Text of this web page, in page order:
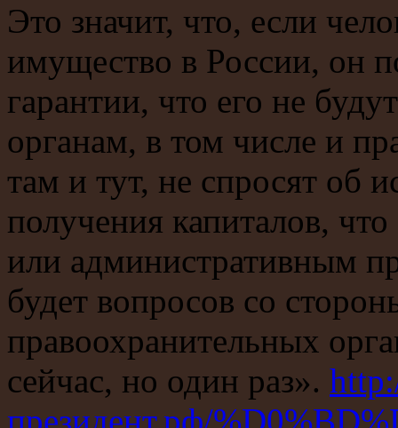
Это значит, что, если
имущество в России, он
гарантии, что его не
органам, в том числе и
там и тут, не спросят об
получения капиталов,
или административным
будет вопросов со
правоохранительных
сейчас, но один раз».
президент.рф/